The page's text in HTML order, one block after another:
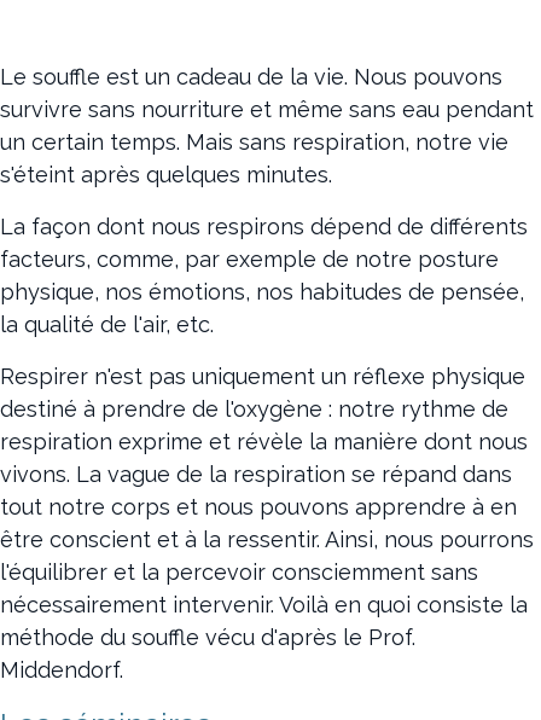
Le souffle est un cadeau de la vie. Nous pouvons
survivre sans nourriture et même sans eau pendant
un certain temps. Mais sans respiration, notre vie
s'éteint après quelques minutes.
La façon dont nous respirons dépend de différents
facteurs, comme, par exemple de notre posture
physique, nos émotions, nos habitudes de pensée,
la qualité de l'air, etc.
Respirer n'est pas uniquement un réflexe physique
destiné à prendre de l'oxygène : notre rythme de
respiration exprime et révèle la manière dont nous
vivons. La vague de la respiration se répand dans
tout notre corps et nous pouvons apprendre à en
être conscient et à la ressentir. Ainsi, nous pourrons
l'équilibrer et la percevoir consciemment sans
nécessairement intervenir. Voilà en quoi consiste la
méthode du souffle vécu d'après le Prof.
Middendorf.